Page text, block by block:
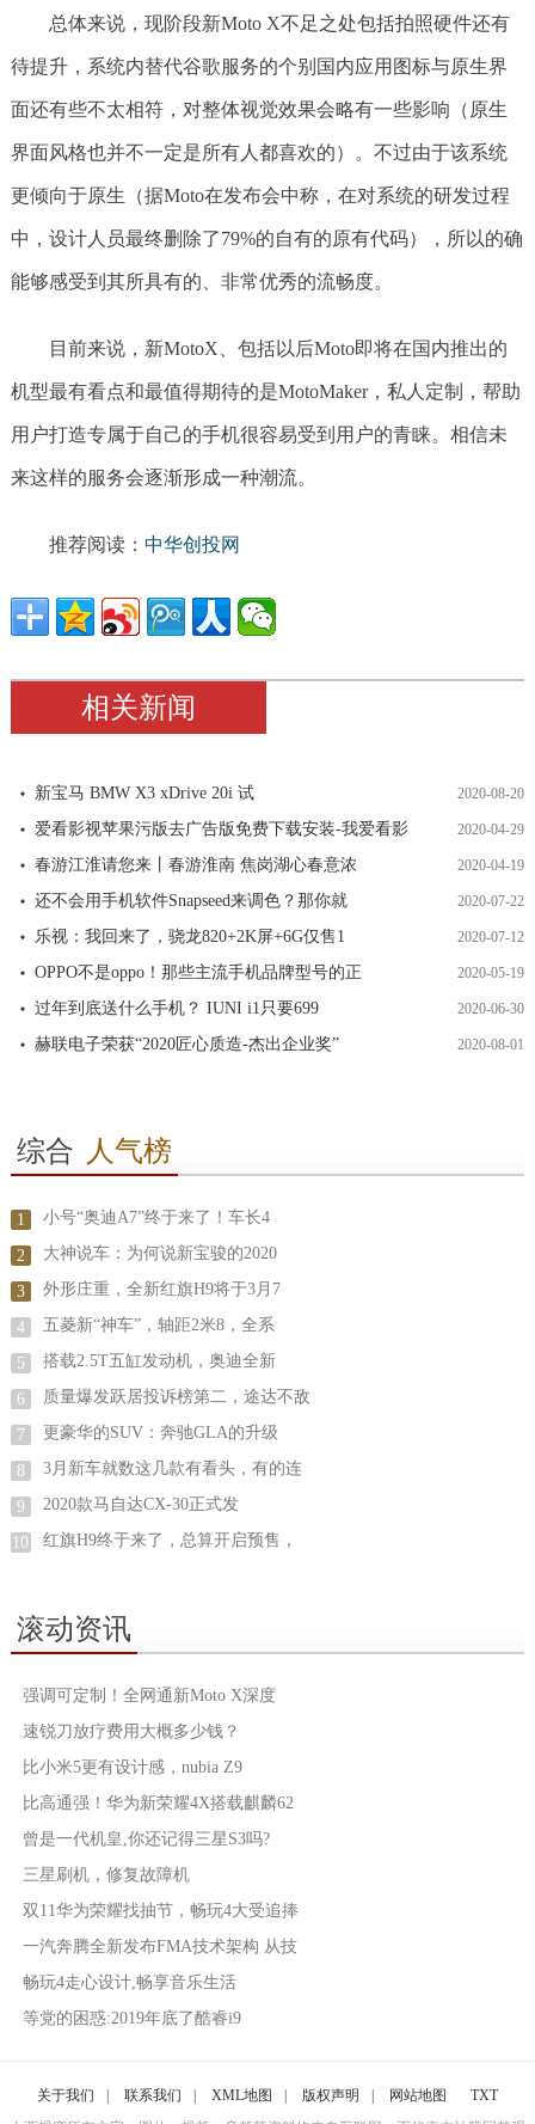
总体来说，现阶段新Moto X不足之处包括拍照硬件还有
待提升，系统内替代谷歌服务的个别国内应用图标与原生界
面还有些不太相符，对整体视觉效果会略有一些影响（原生
界面风格也并不一定是所有人都喜欢的）。不过由于该系统
更倾向于原生（据Moto在发布会中称，在对系统的研发过程
中，设计人员最终删除了79%的自有的原有代码），所以的确
能够感受到其所具有的、非常优秀的流畅度。
目前来说，新MotoX、包括以后Moto即将在国内推出的
机型最有看点和最值得期待的是MotoMaker，私人定制，帮助
用户打造专属于自己的手机很容易受到用户的青睐。相信未
来这样的服务会逐渐形成一种潮流。
推荐阅读： 中华创投网
相关新闻
新宝马 BMW X3 xDrive 20i 试 2020-08-20
爱看影视苹果污版去广告版免费下载安装-我爱看影 2020-04-29
春游江淮请您来丨春游淮南 焦岗湖心春意浓 2020-04-19
还不会用手机软件Snapseed来调色？那你就 2020-07-22
乐视：我回来了，骁龙820+2K屏+6G仅售1 2020-07-12
OPPO不是oppo！那些主流手机品牌型号的正 2020-05-19
过年到底送什么手机？ IUNI i1只要699 2020-06-30
赫联电子荣获“2020匠心质造-杰出企业奖” 2020-08-01
综合 人气榜
1 小号“奥迪A7”终于来了！车长4
2 大神说车：为何说新宝骏的2020
3 外形庄重，全新红旗H9将于3月7
4 五菱新“神车”，轴距2米8，全系
5 搭载2.5T五缸发动机，奥迪全新
6 质量爆发跃居投诉榜第二，途达不敌
7 更豪华的SUV：奔驰GLA的升级
8 3月新车就数这几款有看头，有的连
9 2020款马自达CX-30正式发
10 红旗H9终于来了，总算开启预售，
滚动资讯
强调可定制！全网通新Moto X深度
速锐刀放疗费用大概多少钱？
比小米5更有设计感，nubia Z9
比高通强！华为新荣耀4X搭载麒麟62
曾是一代机皇,你还记得三星S3吗?
三星刷机，修复故障机
双11华为荣耀找抽节，畅玩4大受追捧
一汽奔腾全新发布FMA技术架构 从技
畅玩4走心设计,畅享音乐生活
等党的困惑:2019年底了酷睿i9
关于我们 联系我们 XML地图 版权声明 网站地图
TXT